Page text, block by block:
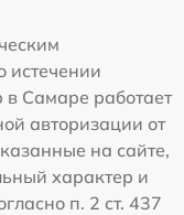
истечении
Самаре работает
авторизации от
на сайте,
характер и
п. 2 ст. 437